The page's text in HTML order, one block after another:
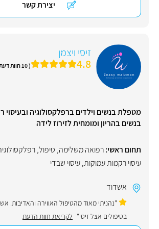
יצירת קשר
זיסי ויצמן
4.8 ( 10 חוות דעת )
מטפלת בנשים וילדים ברפלקסולוגיה ובעיסוי
בנשים בהריון ומומחית לזירוז לידה
תחום ראשי:רפואה משלימה, טיפול,
עיסוי רקמות עמוקות,עיסוי שבדי
אשדוד
"נהניתי מאוד מהטיפול האווירה והאדיבות.
בטיפולים אצל זיסי" לקריאת חוות הדעת